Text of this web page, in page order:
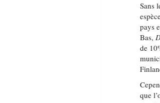
Sans
pays
Bas,
de
que